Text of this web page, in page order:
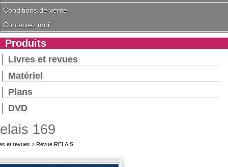
Conditions de vente
Contactez moi
Produits
Livres et revues
Matériel
Plans
DVD
169
et revues » Revue RELAIS